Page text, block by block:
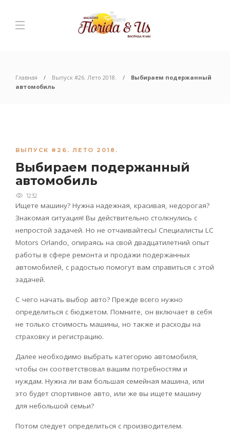
Главная Выпуск #26. Лето 2018.
Выбираем подержанный
автомобиль
ВЫПУСК #26. ЛЕТО 2018.
Выбираем подержанный
автомобиль
1232
Ищете машину? Нужна надежная, красивая, недорогая?
Знакомая ситуация! Вы действительно столкнулись с
непростой задачей. Но не отчаивайтесь! Специалисты LC
Motors Orlando, опираясь на свой двадцатилетний опыт
работы в сфере ремонта и продажи подержанных
автомобилей, с радостью помогут вам справиться с этой
задачей.
С чего начать выбор авто? Прежде всего нужно
определиться с бюджетом. Помните, он включает в себя
не только стоимость машины, но также и расходы на
страховку и регистрацию.
Далее необходимо выбрать категорию автомобиля,
чтобы он соответствовал вашим потребностям и
нуждам. Нужна ли вам большая семейная машина, или
это будет спортивное авто, или же вы ищете машину
для небольшой семьи?
Потом следует определиться с производителем.